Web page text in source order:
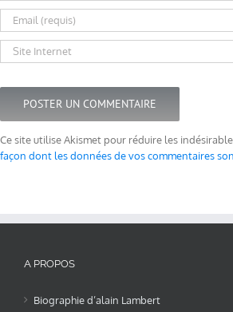
Ce site utilise Akismet pour réduire les
façon dont les données de vos commentaires
A PROPOS
Biographie d’alain Lambert